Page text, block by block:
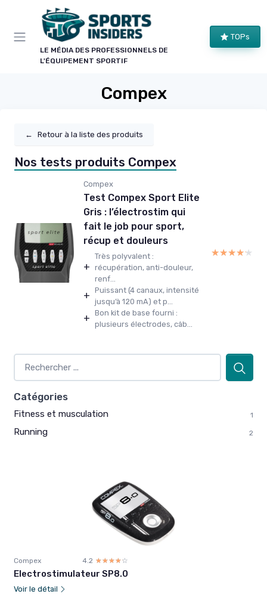
LE MÉDIA DES PROFESSIONNELS DE
L'ÉQUIPEMENT SPORTIF
TOPs
Compex
← Retour à la liste des produits
Nos tests produits Compex
Compex
Test Compex Sport Elite
Gris : l’électrostim qui
fait le job pour sport,
récup et douleurs
+
Très polyvalent :
récupération, anti-douleur,
renf...
+ Puissant (4 canaux, intensité
jusqu’à 120 mA) et p...
+ Bon kit de base fourni :
plusieurs électrodes, câb...
★★★★★
★★★★★
Catégories
Fitness et musculation 1
Running 2
Compex 4.2 ☆☆☆☆☆
★★★★★
Electrostimulateur SP8.0
Voir le détail
Panneau de gestion des cookies